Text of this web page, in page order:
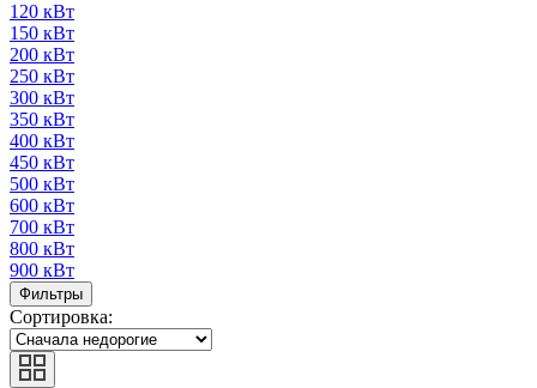
120 кВт
150 кВт
200 кВт
250 кВт
300 кВт
350 кВт
400 кВт
450 кВт
500 кВт
600 кВт
700 кВт
800 кВт
900 кВт
Фильтры
Сортировка: